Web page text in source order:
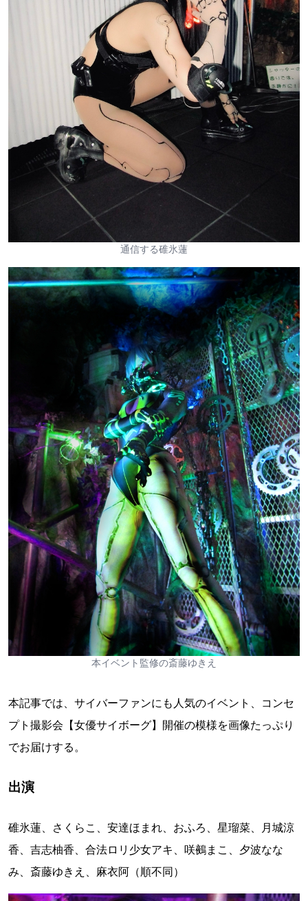
通信する碓氷蓮
本イベント監修の斎藤ゆきえ
本記事では、サイバーファンにも人気のイベント、コンセ
プト撮影会【女優サイボーグ】開催の模様を画像たっぷり
でお届けする。
出演
碓氷蓮、さくらこ、安達ほまれ、おふろ、星瑠菜、月城涼
香、吉志柚香、合法ロリ少女アキ、咲鵺まこ、夕波なな
み、斎藤ゆきえ、麻衣阿（順不同）